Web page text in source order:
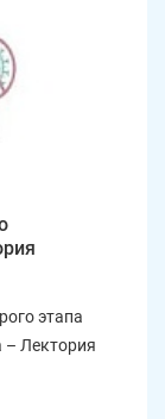
этапа
– Лектория